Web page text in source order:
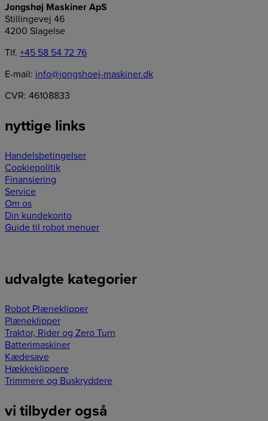
Jongshøj Maskiner ApS
Stillingevej 46
4200 Slagelse
Tlf. +45 58 54 72 76
E-mail: info@jongshoej-maskiner.dk
CVR: 46108833
nyttige links
Handelsbetingelser
Cookiepolitik
Finansiering
Service
Om os
Din kundekonto
Guide til robot menuer
udvalgte kategorier
Robot Plæneklipper
Plæneklipper
Traktor, Rider og Zero Turn
Batterimaskiner
Kædesave
Hækkeklippere
Trimmere og Buskryddere
vi tilbyder også